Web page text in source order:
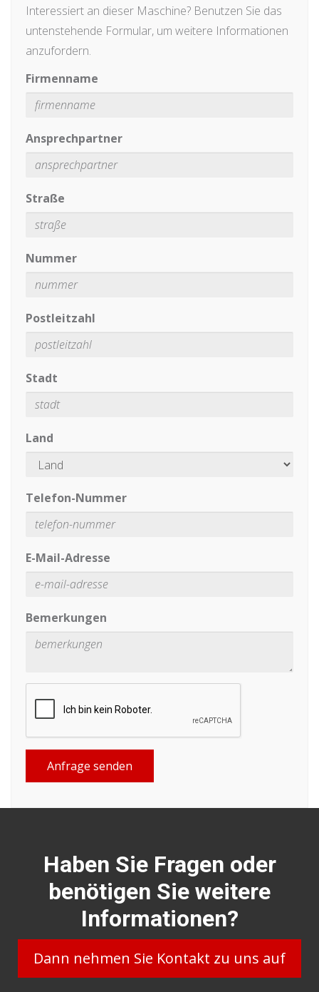
Interessiert an dieser Maschine? Benutzen Sie das
untenstehende Formular, um weitere Informationen
anzufordern.
Firmenname
Ansprechpartner
Straße
Nummer
Postleitzahl
Stadt
Land
Telefon-Nummer
E-Mail-Adresse
Bemerkungen
Anfrage senden
Haben Sie Fragen oder
benötigen Sie weitere
Informationen?
Dann nehmen Sie Kontakt zu uns auf